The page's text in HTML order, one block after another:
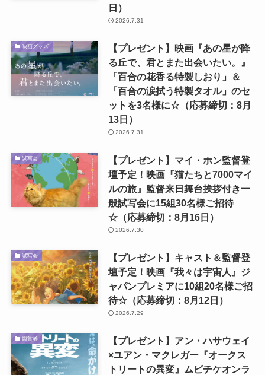
日）
2026.7.31
映画グッズ
【プレゼント】映画『あの星が降
る丘で、君とまた出会いたい。』
「百合の花香る特製しおり」＆
「百合の涙拭う特製タオル」のセ
ットを3名様に☆（応募締切：8月
13日）
2026.7.31
試写会
【プレゼント】マイ・ホン監督登
壇予定！映画『猫たちと7000マイ
ルの旅』監督来日舞台挨拶付き一
般試写会に15組30名様ご招待
☆（応募締切：8月16日）
2026.7.30
試写会
【プレゼント】キャスト＆監督登
壇予定！映画『我々は宇宙人』ジ
ャパンプレミアに10組20名様ご招
待☆（応募締切：8月12日）
2026.7.29
鑑賞券
【プレゼント】アン・ハサウェイ
×ユアン・マクレガー『オークス
トリートの異変』ムビチケオンラ